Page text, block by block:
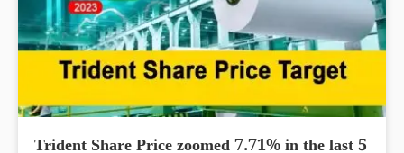
Trident Share Price zoomed 7.71% in the last 5